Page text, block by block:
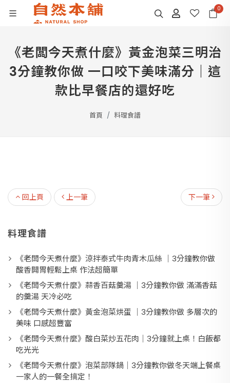
0
《老闆今天煮什麼》黃金泡菜三明治
3分鐘教你做 一口咬下美味滿分｜這
款比早餐店的還好吃
首頁 料理食譜
料理食譜
《老闆今天煮什麼》涼拌泰式牛肉青木瓜絲 ｜3分鐘教你做
酸香開胃輕鬆上桌 作法超簡單
《老闆今天煮什麼》蒜香百菇羹湯 ｜3分鐘教你做 滿滿香菇
的羹湯 天冷必吃
《老闆今天煮什麼》黃金泡菜烘蛋 ｜3分鐘教你做 多層次的
美味 口感超豐富
《老闆今天煮什麼》酸白菜炒五花肉｜3分鐘就上桌！白飯都
吃光光
《老闆今天煮什麼》泡菜部隊鍋｜3分鐘教你做冬天端上餐桌
一家人的一餐全搞定！
回上頁 下一筆
上一筆